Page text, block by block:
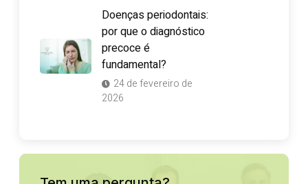
Doenças periodontais:
por que o diagnóstico
precoce é
fundamental?
24 de fevereiro de
2026